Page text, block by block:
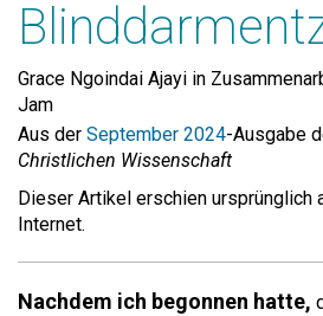
Grace Ngoindai Ajayi in
Jam
Aus der September 2024-Ausgabe
Christlichen Wissenschaft
Dieser Artikel erschien ursprünglich
Internet.
Nachdem ich begonnen hatte,